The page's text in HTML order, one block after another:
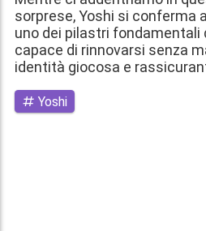
sorprese, Yoshi si conferma
uno dei pilastri fondamentali
capace di rinnovarsi senza
identità giocosa e
Yoshi